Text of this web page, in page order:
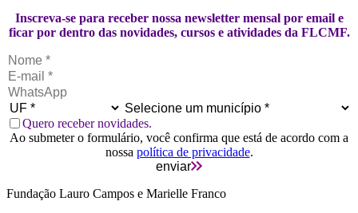
Inscreva-se para receber nossa newsletter mensal por email e
ficar por dentro das novidades, cursos e atividades da FLCMF.
Quero receber novidades.
Ao submeter o formulário, você confirma que está de acordo com a
nossa política de privacidade.
enviar
Fundação Lauro Campos e Marielle Franco